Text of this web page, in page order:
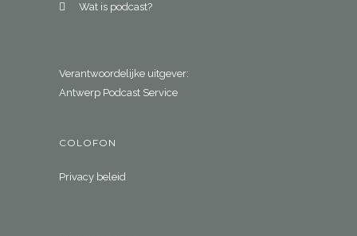
Wat is podcast?
Verantwoordelijke uitgever:
Antwerp Podcast Service
COLOFON
Privacy beleid